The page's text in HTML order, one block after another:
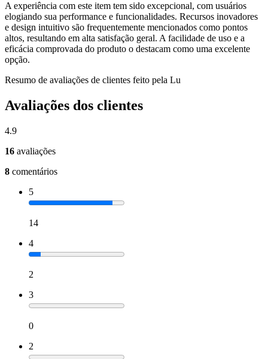
A experiência com este item tem sido excepcional, com usuários
elogiando sua performance e funcionalidades. Recursos inovadores
e design intuitivo são frequentemente mencionados como pontos
altos, resultando em alta satisfação geral. A facilidade de uso e a
eficácia comprovada do produto o destacam como uma excelente
opção.
Resumo de avaliações de clientes feito pela Lu
Avaliações dos clientes
4.9
16 avaliações
8 comentários
5
14
4
2
3
0
2